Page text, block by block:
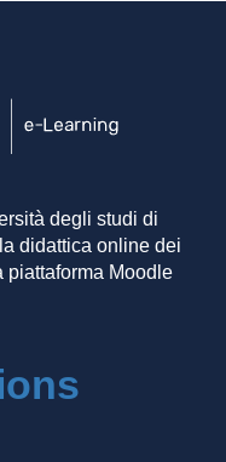
degli studi di
didattica online dei
piattaforma Moodle